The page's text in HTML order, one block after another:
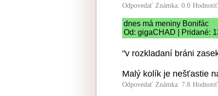
Odpovedať Známka: 0.0
dnes má meniny Bonifác
Od: gigaCHAD | Pridané:
"v rozkladaní bráni
Malý kolík je nešťastie
Odpovedať Známka: 7.8